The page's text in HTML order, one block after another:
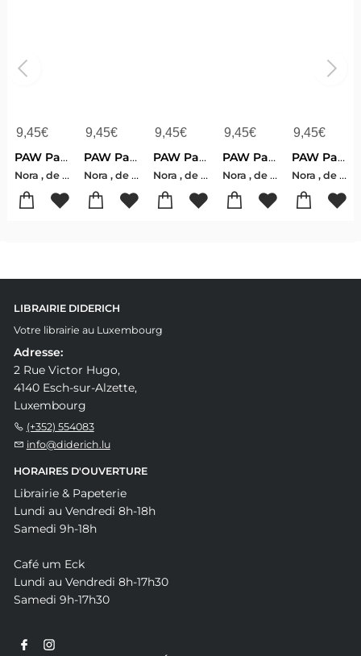
9,45€
PAW Patrol Erstlesebuch: Die Fellfreunde und das Dschungel-Abenteuer
Nora , de Lon
9,45€
PAW Patrol Erstlesebuch: Die Fellfreunde und die Katzen-Bande
Nora , de Lon
9,45€
PAW Patrol Erstlesebuch: Die Fellfreunde auf Dino-Mission!
Nora , de Lon
9,45€
PAW Patrol Erstlesebuch: Die Super-Welpen sind nicht zu stoppen!
Nora , de Lon
9,45€
PAW Patrol Erstlesebuch: Aqua Pups: Die Fellfreunde tauchen ab!
Nora , de Lon
LIBRAIRIE DIDERICH
Votre librairie au Luxembourg
Adresse:
2 Rue Victor Hugo,
4140 Esch-sur-Alzette,
Luxembourg
(+352) 554083
info@diderich.lu
HORAIRES D'OUVERTURE
Librairie & Papeterie
Lundi au Vendredi 8h-18h
Samedi 9h-18h
Café um Eck
Lundi au Vendredi 8h-17h30
Samedi 9h-17h30